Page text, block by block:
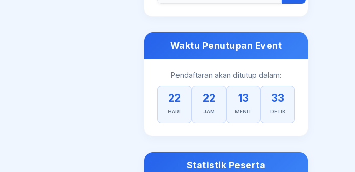
Waktu Penutupan Event
Pendaftaran akan ditutup dalam:
22
HARI
22
JAM
13
MENIT
32
DETIK
Statistik Peserta